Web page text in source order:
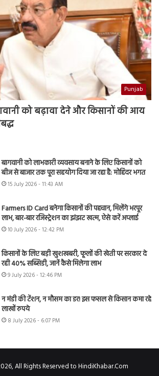
Punjab
को बढ़ावा देने और किसानों की आय
बागवानी को लाभकारी व्यवसाय बनाने के लिए किसानों को
बीज से बाजार तक पूरा सहयोग दिया जा रहा है: मोहिंदर भगत
15 July 2026 - 11:43 AM
Farmers ID Card बनेगा किसानों की पहचान, मिलेंगे भरपूर
लाभ, बार-बार रजिस्ट्रेशन का झंझट खत्म, ऐसे करें अप्लाई
10 July 2026 - 12:42 PM
किसानों के लिए बड़ी खुशखबरी, फूलों की खेती पर सरकार दे
रही 40% सब्सिडी, जानें कैसे मिलेगा लाभ
9 July 2026 - 12:46 PM
न मंडी की टेंशन, न मौसम का डर! इस फसल से किसान कमा रहे
लाखों रुपये
8 July 2026 - 6:07 PM
All Rights Reserved to HindiKhabar.Com